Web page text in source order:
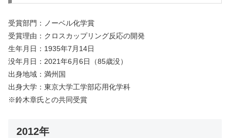
受賞部門：ノーベル化学賞
受賞理由：クロスカップリング反応の開発
生年月日：1935年7月14日
没年月日：2021年6月6日（85歳没）
出身地域：満州国
出身大学：東京大学工学部応用化学科
※鈴木章氏との共同受賞
2012年